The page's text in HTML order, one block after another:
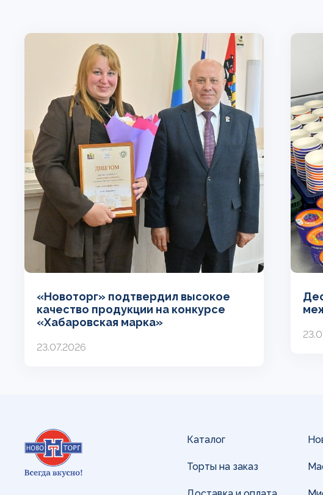
«Новоторг» подтвердил высокое
качество продукции на конкурсе
«Хабаровская марка»
23.07.2026
Каталог
Торты на заказ